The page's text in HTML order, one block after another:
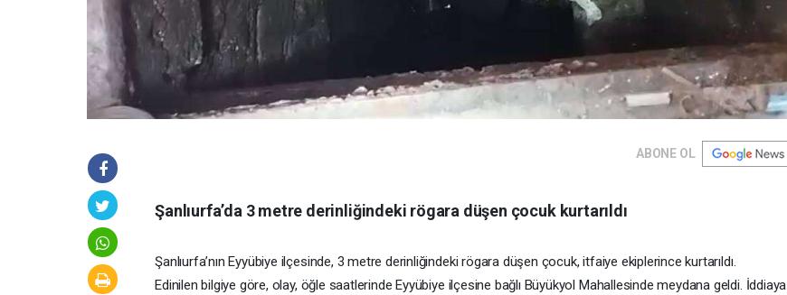
ABONE OL
Şanlıurfa’da 3 metre derinliğindeki rögara düşen çocuk kurtarıldı
Şanlıurfa’nın Eyyübiye ilçesinde, 3 metre derinliğindeki rögara düşen çocuk, itfaiye ekiplerince kurtarıldı.
Edinilen bilgiye göre, olay, öğle saatlerinde Eyyübiye ilçesine bağlı Büyükyol Mahallesinde meydana geldi. İddiaya